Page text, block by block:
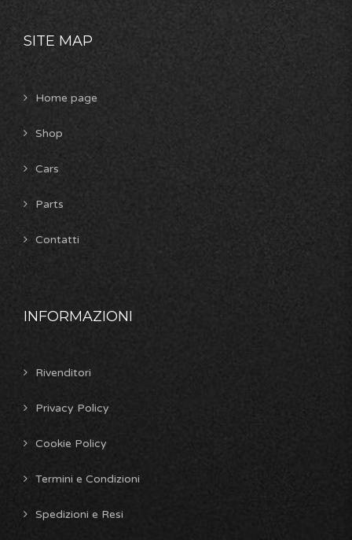
SITE MAP
Home page
Shop
Cars
Parts
Contatti
INFORMAZIONI
Rivenditori
Privacy Policy
Cookie Policy
Termini e Condizioni
Spedizioni e Resi